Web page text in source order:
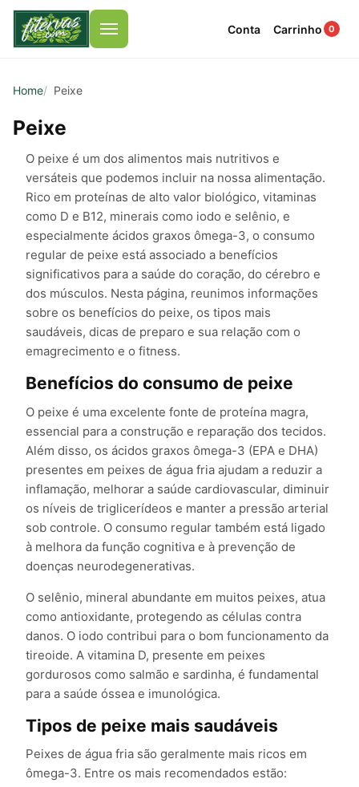
Menu Conta Carrinho 0
Home Peixe
Peixe
O peixe é um dos alimentos mais nutritivos e
versáteis que podemos incluir na nossa alimentação.
Rico em proteínas de alto valor biológico, vitaminas
como D e B12, minerais como iodo e selênio, e
especialmente ácidos graxos ômega-3, o consumo
regular de peixe está associado a benefícios
significativos para a saúde do coração, do cérebro e
dos músculos. Nesta página, reunimos informações
sobre os benefícios do peixe, os tipos mais
saudáveis, dicas de preparo e sua relação com o
emagrecimento e o fitness.
Benefícios do consumo de peixe
O peixe é uma excelente fonte de proteína magra,
essencial para a construção e reparação dos tecidos.
Além disso, os ácidos graxos ômega-3 (EPA e DHA)
presentes em peixes de água fria ajudam a reduzir a
inflamação, melhorar a saúde cardiovascular, diminuir
os níveis de triglicerídeos e manter a pressão arterial
sob controle. O consumo regular também está ligado
à melhora da função cognitiva e à prevenção de
doenças neurodegenerativas.
O selênio, mineral abundante em muitos peixes, atua
como antioxidante, protegendo as células contra
danos. O iodo contribui para o bom funcionamento da
tireoide. A vitamina D, presente em peixes
gordurosos como salmão e sardinha, é fundamental
para a saúde óssea e imunológica.
Tipos de peixe mais saudáveis
Peixes de água fria são geralmente mais ricos em
ômega-3. Entre os mais recomendados estão: